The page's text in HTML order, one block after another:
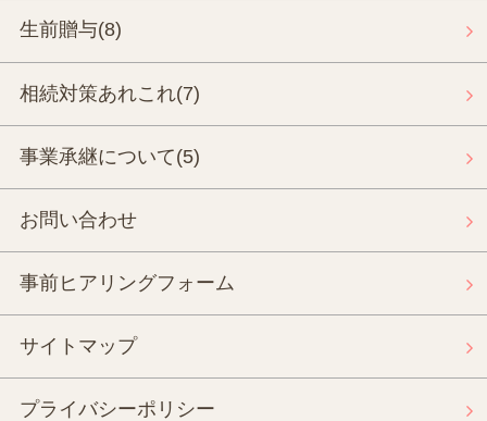
生前贈与(8)
相続対策あれこれ(7)
事業承継について(5)
お問い合わせ
事前ヒアリングフォーム
サイトマップ
プライバシーポリシー